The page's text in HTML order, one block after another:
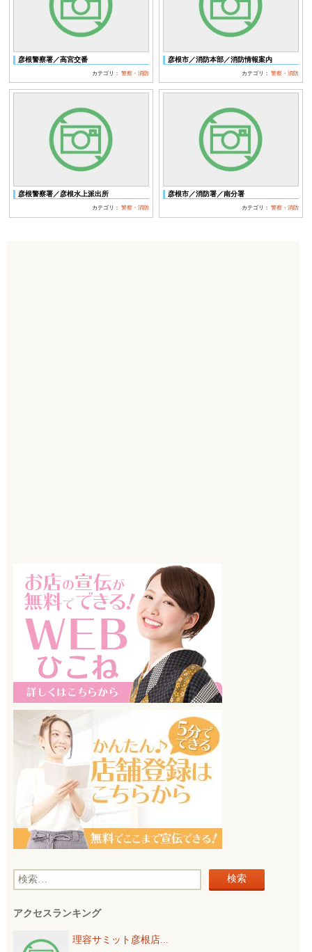
彦根警察署／高宮交番
カテゴリ：警察・消防
彦根市／消防本部／消防情報案内
カテゴリ：警察・消防
彦根警察署／彦根水上派出所
カテゴリ：警察・消防
彦根市／消防署／南分署
カテゴリ：警察・消防
検
:アクセスランキング
理容サミット彦根店...